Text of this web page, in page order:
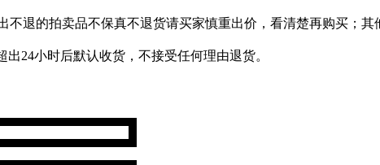
退的拍卖品不保真不退货请买家慎重出价，看清楚再购买；其
24小时后默认收货，不接受任何理由退货。